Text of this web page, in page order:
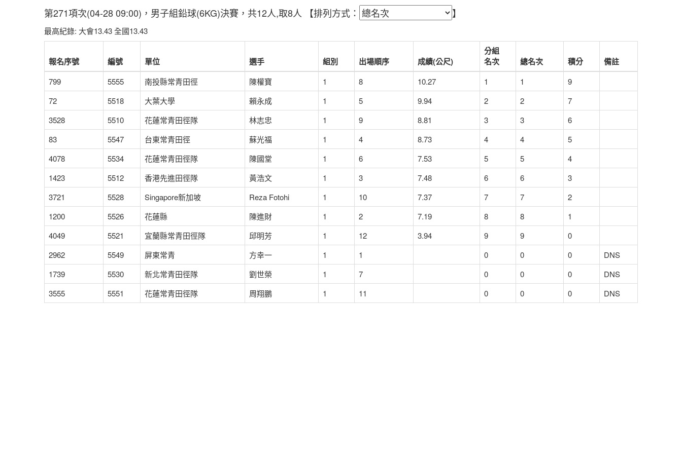
第271項次(04-28 09:00)，男子組鉛球(6KG)決賽，共12人,取8人 【排列方式： 】
最高紀錄: 大會13.43 全國13.43
報名序號 編號 單位 選手 組別 出場順序 成績(公尺)
分組
名次
總名次 積分 備註
799 5555 南投縣常青田徑 陳權寶 1 8 10.27 1 1
9
72
5518 大葉大學 賴永成 1 5 9.94 2 2
7
3528
5510 花蓮常青田徑隊 林志忠 1 9 8.81 3 3
6
83
5547 台東常青田徑 蘇光福 1 4 8.73 4 4
5
4078
5534 花蓮常青田徑隊 陳國堂 1 6 7.53 5 5
4
1423
5512 香港先進田徑隊 黃浩文 1 3 7.48 6 6
3
3721
5528 Singapore新加坡 Reza Fotohi 1 10 7.37 7 7
2
1200
5526 花蓮縣 陳進財 1 2 7.19 8 8
1
4049
5521 宜蘭縣常青田徑隊 邱明芳 1 12 3.94 9 9
0
2962
5549 屏東常青 方幸一 1 1 0 0 0
DNS
1739
5530 新北常青田徑隊 劉世榮 1 7 0 0 0
DNS
3555
5551 花蓮常青田徑隊 周翔鵬 1 11 0 0 0 DNS